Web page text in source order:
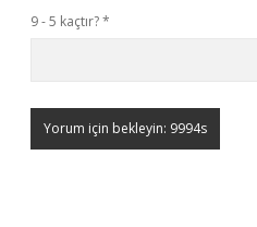
9 - 5 kaçtır?*